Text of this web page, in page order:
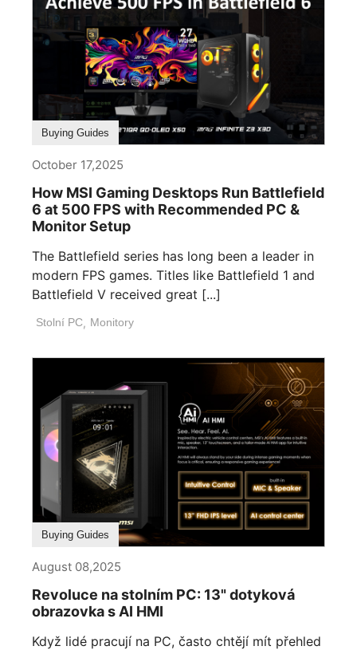
Buying Guides
October 17,2025
How MSI Gaming Desktops Run Battlefield
6 at 500 FPS with Recommended PC &
Monitor Setup
The Battlefield series has long been a leader in
modern FPS games. Titles like Battlefield 1 and
Battlefield V received great [...]
Stolní PC, Monitory
Buying Guides
August 08,2025
Revoluce na stolním PC: 13" dotyková
obrazovka s AI HMI
Když lidé pracují na PC, často chtějí mít přehled